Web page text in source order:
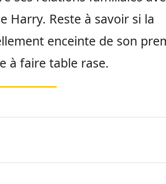
Harry. Reste à savoir si la
enceinte de son
à faire table rase.